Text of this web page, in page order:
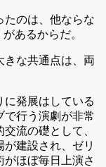
たのは、他ならな
あるからだ。
きな共通点は、両
に発展はしている
で行う演劇が非常
流の礎として、
建設され、ゼリ
ほぼ毎日上演さ